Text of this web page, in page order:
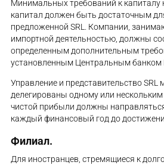
Минимальных требований к капиталу
капитал должен быть достаточным
предложенной SRL. Компании,
импортной деятельностью, должны
определенным дополнительным
установленным Центральным банком
Управление и представительство SRL
делегированы одному или
чистой прибыли должны
каждый финансовый год до
Филиал.
Для иностранцев, стремящиеся к